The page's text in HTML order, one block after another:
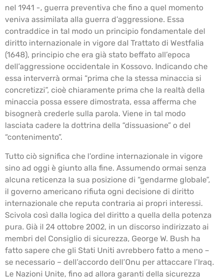
nel 1941 -, guerra preventiva che fino a quel momento
veniva assimilata alla guerra d’aggressione. Essa
contraddice in tal modo un principio fondamentale del
diritto internazionale in vigore dal Trattato di Westfalia
(1648), principio che era già stato beffato all’epoca
dell’aggressione occidentale in Kossovo. Indicando che
essa interverrà ormai “prima che la stessa minaccia si
concretizzi”, cioè chiaramente prima che la realtà della
minaccia possa essere dimostrata, essa afferma che
bisognerà crederle sulla parola. Viene in tal modo
lasciata cadere la dottrina della “dissuasione” o del
“contenimento”.
Tutto ciò significa che l’ordine internazionale in vigore
sino ad oggi è giunto alla fine. Assumendo ormai senza
alcuna reticenza la sua posizione di “gendarme globale”,
il governo americano rifiuta ogni decisione di diritto
internazionale che reputa contraria ai propri interessi.
Scivola così dalla logica del diritto a quella della potenza
pura. Già il 24 ottobre 2002, in un discorso indirizzato ai
membri del Consiglio di sicurezza, George W. Bush ha
fatto sapere che gli Stati Uniti avrebbero fatto a meno –
se necessario – dell’accordo dell’Onu per attaccare l’Iraq.
Le Nazioni Unite, fino ad allora garanti della sicurezza